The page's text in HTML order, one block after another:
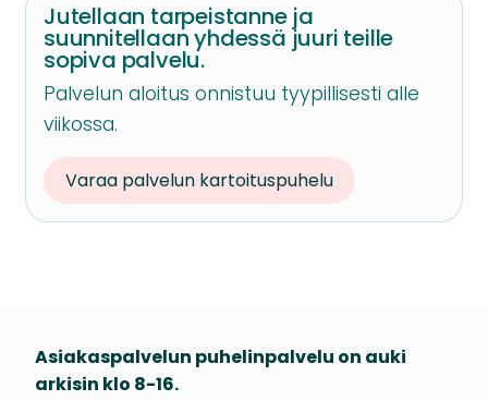
Jutellaan tarpeistanne ja
suunnitellaan yhdessä juuri teille
sopiva palvelu.
Palvelun aloitus onnistuu tyypillisesti alle
viikossa.
Varaa palvelun kartoituspuhelu
Asiakaspalvelun puhelinpalvelu on auki
arkisin klo 8-16.